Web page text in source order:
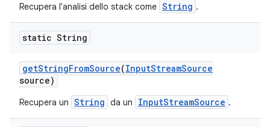
Recupera l'analisi dello stack come String .
static String
getStringFromSource(InputStreamSource
source)
Recupera un String da un InputStreamSource .